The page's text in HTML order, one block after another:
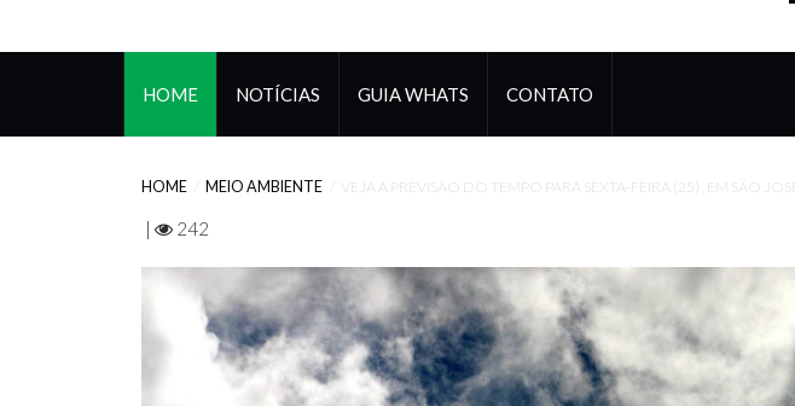
HOME NOTÍCIAS GUIA WHATS CONTATO
HOME MEIO AMBIENTE VEJA A PREVISÃO DO TEMPO PARA SEXTA-FEIRA (25) , EM SÃO JOSÉ
| 242